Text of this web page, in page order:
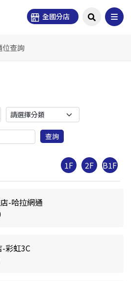
全國分店
位查詢
查詢
1F 2F B1F
-哈拉網通
彩虹3C